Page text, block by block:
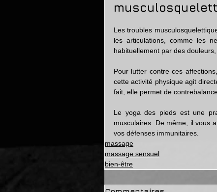
Les troubles
les articulations, comme les
habituellement par des
Pour lutter contre ces
cette activité physique agit
fait, elle permet de
Le yoga des pieds est une
musculaires. De même, il vous
vos défenses immunitaires.
massage
massage sensuel
bien-être